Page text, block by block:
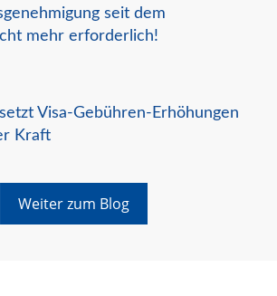
seit dem
mehr erforderlich!
Visa-Gebühren-Erhöhungen
Kraft
Weiter zum Blog